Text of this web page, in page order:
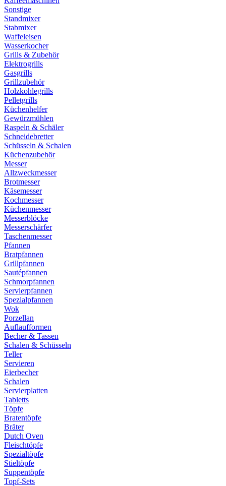
Sonstige
Standmixer
Stabmixer
Waffeleisen
Wasserkocher
Grills & Zubehör
Elektrogrills
Gasgrills
Grillzubehör
Holzkohlegrills
Pelletgrills
Küchenhelfer
Gewürzmühlen
Raspeln & Schäler
Schneidebretter
Schüsseln & Schalen
Küchenzubehör
Messer
Allzweckmesser
Brotmesser
Käsemesser
Kochmesser
Küchenmesser
Messerblöcke
Messerschärfer
Taschenmesser
Pfannen
Bratpfannen
Grillpfannen
Sautépfannen
Schmorpfannen
Servierpfannen
Spezialpfannen
Wok
Porzellan
Auflaufformen
Becher & Tassen
Schalen & Schüsseln
Teller
Servieren
Eierbecher
Schalen
Servierplatten
Tabletts
Töpfe
Bratentöpfe
Bräter
Dutch Oven
Fleischtöpfe
Spezialtöpfe
Stieltöpfe
Suppentöpfe
Topf-Sets